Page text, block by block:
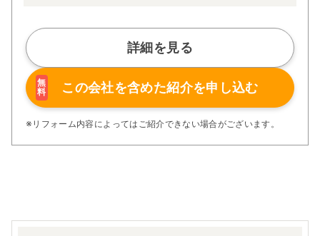
ム」、経験豊かなセールスエンジニアによる「一貫担当
制」などが高い信頼を得ています。
また、大規模リフォームに習熟した施工管理者が現場を統
括する「専属棟梁制」、豊富な実績に裏付けられた充実の
施工マニュアルや検査体制により高い施工品質を実現。
さらに、住友不動産のリフォームならではの充実の保証、
アフターサービス体制で工事後も安心です。
ぜひ、あなたの大切なお住まいの再生を私たちにお任せく
詳細を見る
無
料
この会社を含めた紹介を申し込む
※リフォーム内容によってはご紹介できない場合がございます。